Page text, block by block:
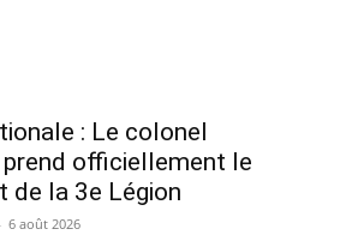
: Le colonel
officiellement le
de la 3e Légion
- 6 août 2026